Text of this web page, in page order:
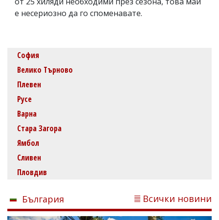
е несериозно да го споменавате.
София
Велико Търново
Плевен
Русе
Варна
Стара Загора
Ямбол
Сливен
Пловдив
България Всички новини